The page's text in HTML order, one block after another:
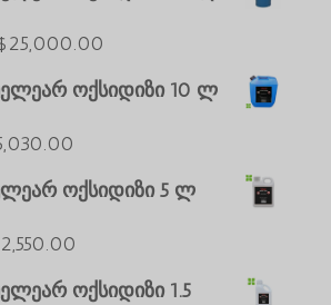
$50,000.00.
25,000.00
ფასია:
$25,000.00.
ოქსიდიზი 10 ლ
ფასია:
$5,030.00.
ოქსიდიზი 5 ლ
2,550.00
ფასია:
ოქსიდიზი 1.5
Қазақ тілі
ភាសាខ្មែរ
العربية
Azərbaycan dili